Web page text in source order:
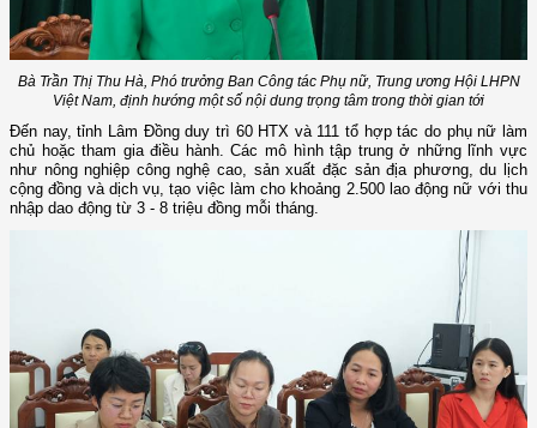
Bà Trần Thị Thu Hà, Phó trưởng Ban Công tác Phụ nữ, Trung ương Hội LHPN
Việt Nam, định hướng một số nội dung trọng tâm trong thời gian tới
Đến nay, tỉnh Lâm Đồng duy trì 60 HTX và 111 tổ hợp tác do phụ nữ làm
chủ hoặc tham gia điều hành. Các mô hình tập trung ở những lĩnh vực
như nông nghiệp công nghệ cao, sản xuất đặc sản địa phương, du lịch
cộng đồng và dịch vụ, tạo việc làm cho khoảng 2.500 lao động nữ với thu
nhập dao động từ 3 - 8 triệu đồng mỗi tháng.